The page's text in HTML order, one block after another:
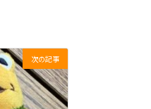
次の記事